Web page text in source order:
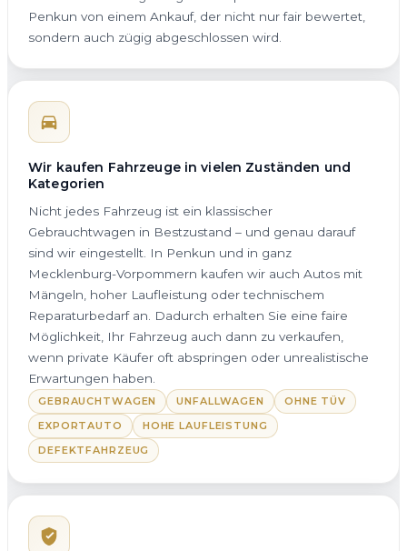
Penkun von einem Ankauf, der nicht nur fair bewertet,
sondern auch zügig abgeschlossen wird.
Wir kaufen Fahrzeuge in vielen Zuständen und
Kategorien
Nicht jedes Fahrzeug ist ein klassischer
Gebrauchtwagen in Bestzustand – und genau darauf
sind wir eingestellt. In Penkun und in ganz
Mecklenburg-Vorpommern kaufen wir auch Autos mit
Mängeln, hoher Laufleistung oder technischem
Reparaturbedarf an. Dadurch erhalten Sie eine faire
Möglichkeit, Ihr Fahrzeug auch dann zu verkaufen,
wenn private Käufer oft abspringen oder unrealistische
Erwartungen haben.
GEBRAUCHTWAGEN UNFALLWAGEN
OHNE TÜV
EXPORTAUTO
HOHE LAUFLEISTUNG
DEFEKTFAHRZEUG